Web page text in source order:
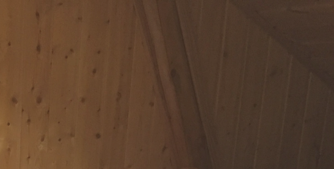
OVERNATTING